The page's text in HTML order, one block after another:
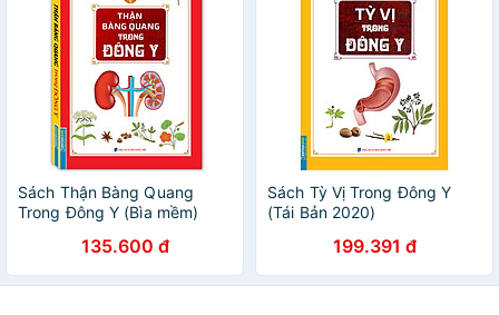
Sách Thận Bàng Quang
Trong Đông Y (Bìa mềm)
135.600 đ
Sách Tỳ Vị Trong Đông Y
(Tái Bản 2020)
199.391 đ